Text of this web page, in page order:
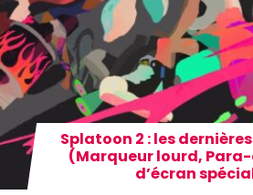
Splatoon 2 : les
(Marqueur lourd,
d’écran